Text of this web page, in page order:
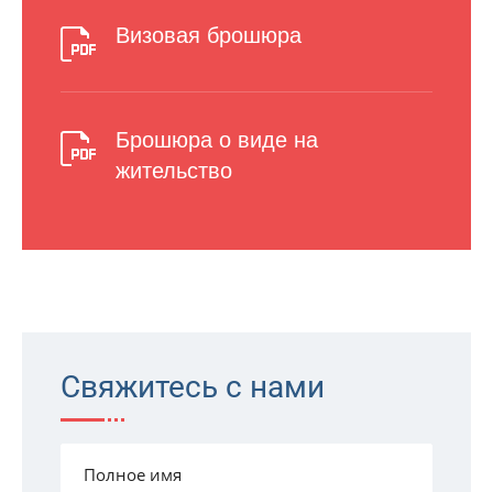
Визовая брошюра
Брошюра о виде на
жительство
Свяжитесь с нами